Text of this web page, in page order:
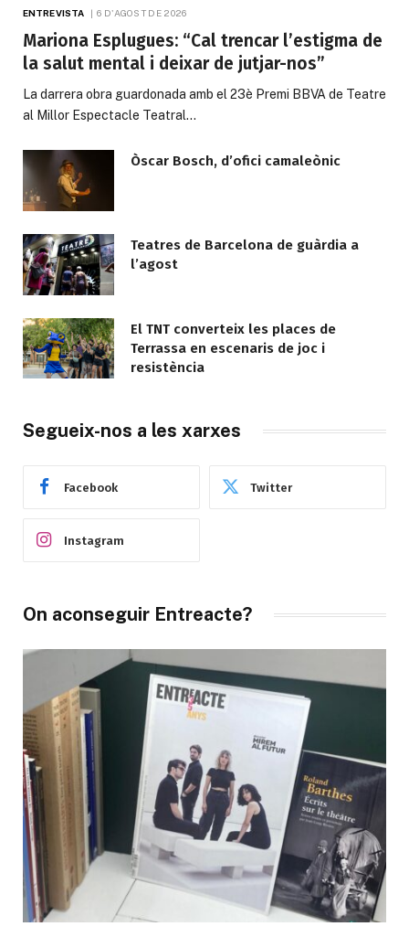
ENTREVISTA 6 D'AGOST DE 2026
Mariona Esplugues: “Cal trencar l’estigma de
la salut mental i deixar de jutjar-nos”
La darrera obra guardonada amb el 23è Premi BBVA de Teatre
al Millor Espectacle Teatral…
Òscar Bosch, d’ofici camaleònic
Teatres de Barcelona de guàrdia a
l’agost
El TNT converteix les places de
Terrassa en escenaris de joc i
resistència
Segueix-nos a les xarxes
Facebook Twitter
Instagram
On aconseguir Entreacte?